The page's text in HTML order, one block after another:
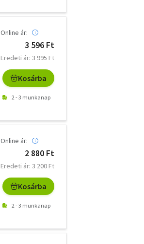
Online ár:
3 596 Ft
Eredeti ár: 3 995 Ft
Kosárba
2 - 3 munkanap
Online ár:
2 880 Ft
Eredeti ár: 3 200 Ft
Kosárba
2 - 3 munkanap